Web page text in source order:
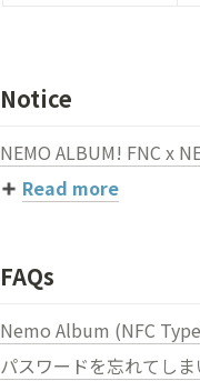
Notice
NEMO ALBUM! FNC x
Read more
FAQs
Nemo Album (NFC
パスワードを忘れてしま